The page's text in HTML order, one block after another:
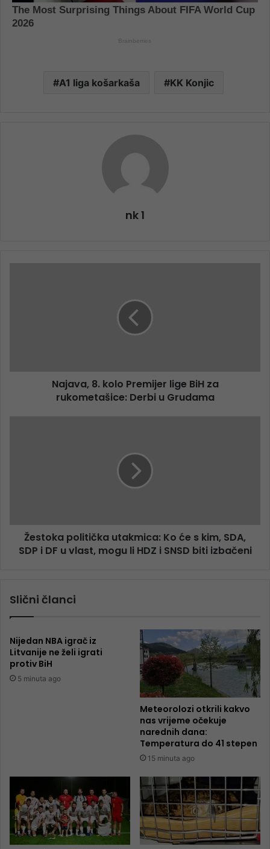
A1 liga košarkaša KK Konjic
nk 1
Najava, 8. kolo Premijer lige BiH za
rukometašice: Derbi u Grudama
Žestoka politička utakmica: Ko će s kim, SDA,
SDP i DF u vlast, mogu li HDZ i SNSD biti izbačeni
Slični članci
Nijedan NBA igrač iz
Litvanije ne želi igrati
protiv BiH
5 minuta ago
Meteorolozi otkrili kakvo
nas vrijeme očekuje
narednih dana:
Temperatura do 41 stepen
15 minuta ago